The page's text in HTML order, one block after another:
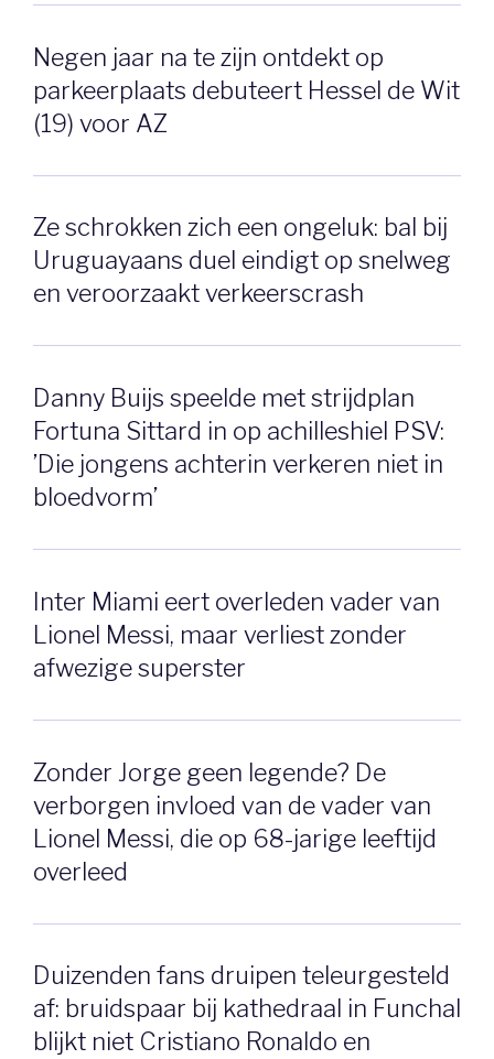
Negen jaar na te zijn ontdekt op
parkeerplaats debuteert Hessel de Wit
(19) voor AZ
Ze schrokken zich een ongeluk: bal bij
Uruguayaans duel eindigt op snelweg
en veroorzaakt verkeerscrash
Danny Buijs speelde met strijdplan
Fortuna Sittard in op achilleshiel PSV:
’Die jongens achterin verkeren niet in
bloedvorm’
Inter Miami eert overleden vader van
Lionel Messi, maar verliest zonder
afwezige superster
Zonder Jorge geen legende? De
verborgen invloed van de vader van
Lionel Messi, die op 68-jarige leeftijd
overleed
Duizenden fans druipen teleurgesteld
af: bruidspaar bij kathedraal in Funchal
blijkt niet Cristiano Ronaldo en